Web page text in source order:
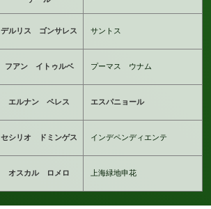
デルリス ゴンサレス サントス
フアン イトゥルベ プーマス ウナム
エルナン ペレス エスパニョール
セシリオ ドミンゲス インデペンディエンテ
オスカル ロメロ 上海緑地申花